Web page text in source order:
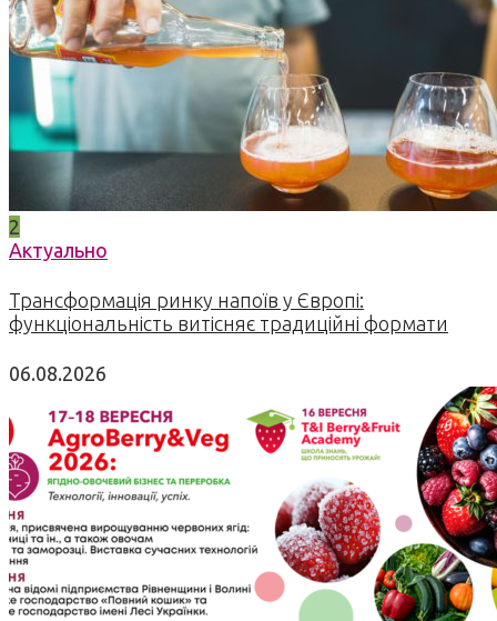
2
Актуально
Трансформація ринку напоїв у Європі:
функціональність витісняє традиційні формати
06.08.2026